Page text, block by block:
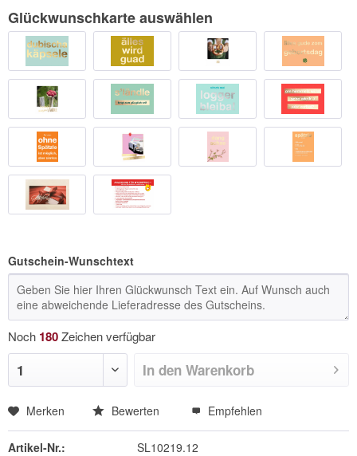
Glückwunschkarte auswählen
Gutschein-Wunschtext
Noch 180Zeichen verfügbar
In den Warenkorb
Merken Bewerten Empfehlen
Artikel-Nr.: SL10219.12